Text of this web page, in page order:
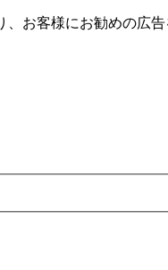
お客様にお勧めの広